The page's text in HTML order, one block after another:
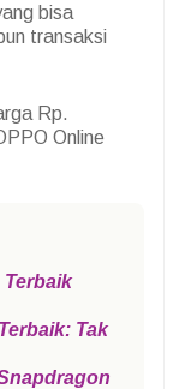
bisa
transaksi
Rp.
Online
Terbaik
Tak